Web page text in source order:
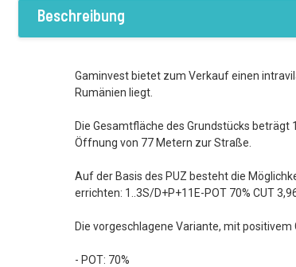
Bebauungsgrad des Grundstücks:70
Beschreibung
Gaminvest bietet zum Verkauf einen
Rumänien liegt.
Die Gesamtfläche des Grundstücks
Öffnung von 77 Metern zur Straße.
Auf der Basis des PUZ besteht die
errichten: 1..3S/D+P+11E-POT 70% CUT
Die vorgeschlagene Variante, mit positivem
- POT: 70%